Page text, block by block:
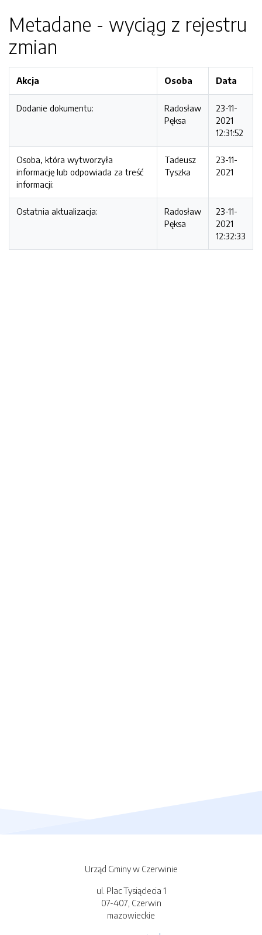
Metadane - wyciąg z rejestru
zmian
Akcja Osoba Data
Dodanie dokumentu:
Radosław
Pęksa
23-11-
2021
12:31:52
Osoba, która wytworzyła
informację lub odpowiada za treść
informacji:
Tadeusz
Tyszka
23-11-
2021
Ostatnia aktualizacja:
Radosław
Pęksa
23-11-
2021
12:32:33
Urząd Gminy w Czerwinie
ul. Plac Tysiąclecia 1
07-407, Czerwin
mazowieckie